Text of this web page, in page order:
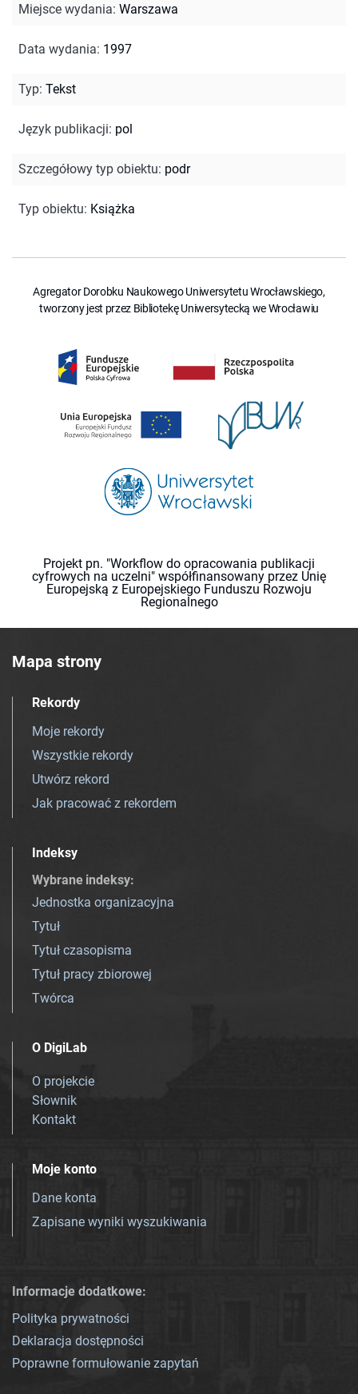
Miejsce wydania: Warszawa
Data wydania: 1997
Typ: Tekst
Język publikacji: pol
Szczegółowy typ obiektu: podr
Typ obiektu: Książka
Agregator Dorobku Naukowego Uniwersytetu Wrocławskiego,
tworzony jest przez Bibliotekę Uniwersytecką we Wrocławiu
Projekt pn. "Workflow do opracowania publikacji
cyfrowych na uczelni" współfinansowany przez Unię
Europejską z Europejskiego Funduszu Rozwoju
Regionalnego
Mapa strony
Rekordy
Moje rekordy
Wszystkie rekordy
Utwórz rekord
Jak pracować z rekordem
Indeksy
Wybrane indeksy:
Jednostka organizacyjna
Tytuł
Tytuł czasopisma
Tytuł pracy zbiorowej
Twórca
O DigiLab
O projekcie
Słownik
Kontakt
Moje konto
Dane konta
Zapisane wyniki wyszukiwania
Informacje dodatkowe:
Polityka prywatności
Deklaracja dostępności
Poprawne formułowanie zapytań